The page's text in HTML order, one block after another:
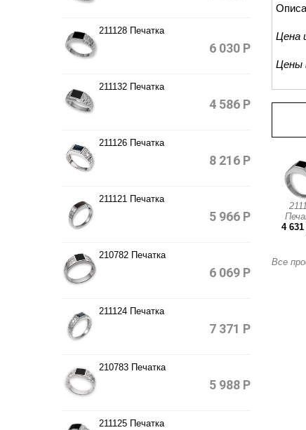
211128 Печатка
6 030 Р
211132 Печатка
4 586 Р
211126 Печатка
8 216 Р
211121 Печатка
5 966 Р
210782 Печатка
6 069 Р
211124 Печатка
7 371 Р
210783 Печатка
5 988 Р
211125 Печатка
Цена
Цены
4
Все